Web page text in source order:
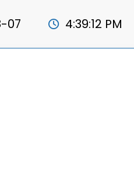
07 4:39:13 PM